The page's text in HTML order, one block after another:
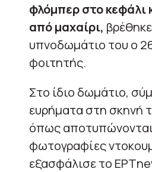
φλόμπερ στο κεφάλι
από μαχαίρι,
υπνοδωμάτιο του ο
φοιτητής.
Στο ίδιο δωμάτιο,
ευρήματα στη σκηνή
όπως
φωτογραφίες
εξασφάλισε το